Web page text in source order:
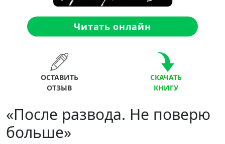
Читать онлайн
ОСТАВИТЬ
ОТЗЫВ
СКАЧАТЬ
КНИГУ
«После развода. Не поверю
больше»